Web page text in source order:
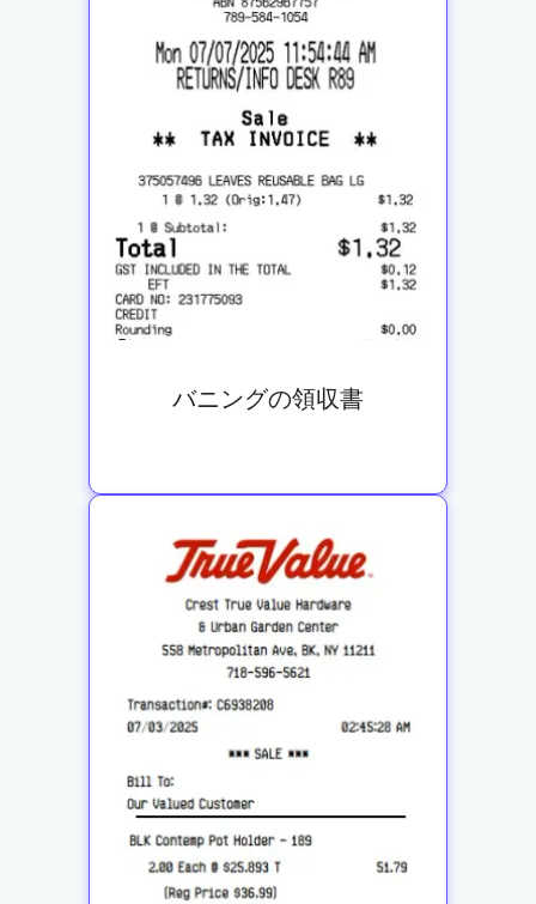
バニングの領収書